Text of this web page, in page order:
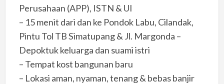
Perusahaan (APP), ISTN & UI
– 15 menit dari dan ke Pondok Labu, Cilandak,
Pintu Tol TB Simatupang & Jl. Margonda –
Depoktuk keluarga dan suami istri
– Tempat kost bangunan baru
– Lokasi aman, nyaman, tenang & bebas banjir